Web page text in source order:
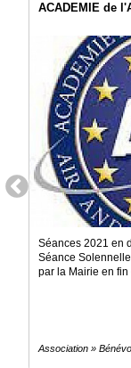
ACADEMIE de
Séances 2021 en
Séance
par la Mairie en
Association »